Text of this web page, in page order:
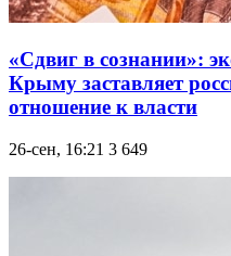
«Сдвиг в сознании»:
Крыму заставляет
отношение к власти
26-сен, 16:21 3 649